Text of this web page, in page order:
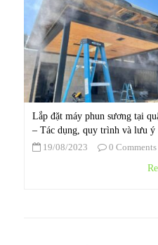
Lắp đặt máy phun sương tại
– Tác dụng, quy trình và lưu ý
19/08/2023
0 Comments